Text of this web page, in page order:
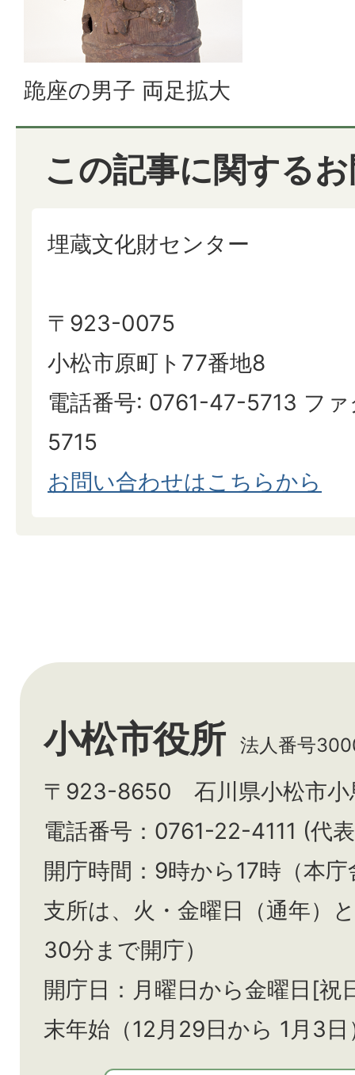
跪座の男子 両足拡大
この記事に関する
埋蔵文化財センター
〒923-0075
小松市原町ト77番地8
電話番号: 0761-47-5713 フ
5715
お問い合わせはこちらから
小松市役所 法人番号
〒923-8650 石川県小松市小
電話番号：0761-22-4111 (代
開庁時間：9時から17時（本
支所は、火・金曜日（通年）と
30分まで開庁）
開庁日：月曜日から金曜日[祝
末年始（12月29日から 1月3